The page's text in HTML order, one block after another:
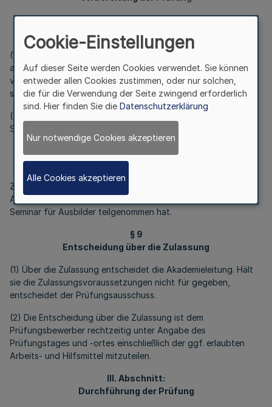
§ 7
Prüfungstermine
(1) Prüfungen werden von der Akademieleitung nach Bedarf
angesetzt. Die Termine sollen nach Möglichkeit auf das Ende
von Maßnahmen zur Ausbildung der Ausbilder abgestimmt
sein.
(2) Die Prüfungstermine werden den Teilnehmern bei
Seminarbeginn bekannt gegeben.
Zulassungsvoraussetzungen
Zur Prüfung ist zuzulassen, wer die fachliche Eignung zur
Ausbildung im Sinne des § 30 BBiG nachweist, und an einem
Seminar für Ausbilder teilgenommen hat.
§ 9
Entscheidung über die Zulassung
(1) Über die Zulassung entscheidet die Akademieleitung. Hält
sie die Zulassungsvoraussetzungen nicht für gegeben,
entscheidet der Prüfungsausschuss.
(2) Die Entscheidung über die Zulassung ist dem
Prüfungsbewerber rechtzeitig unter Angabe des
Prüfungstages und -ortes einschließlich der ggf. erlaubten
Arbeits- und Hilfsmittel mitzuteilen.
III. Abschnitt:
Durchführung der Prüfung
Cookie-Einstellungen
Auf dieser Seite werden Cookies verwendet. Sie können
entweder allen Cookies zustimmen, oder nur solchen,
die für die Verwendung der Seite zwingend erforderlich
sind. Hier finden Sie die Datenschutzerklärung
Nur notwendige Cookies akzeptieren
Alle Cookies akzeptieren